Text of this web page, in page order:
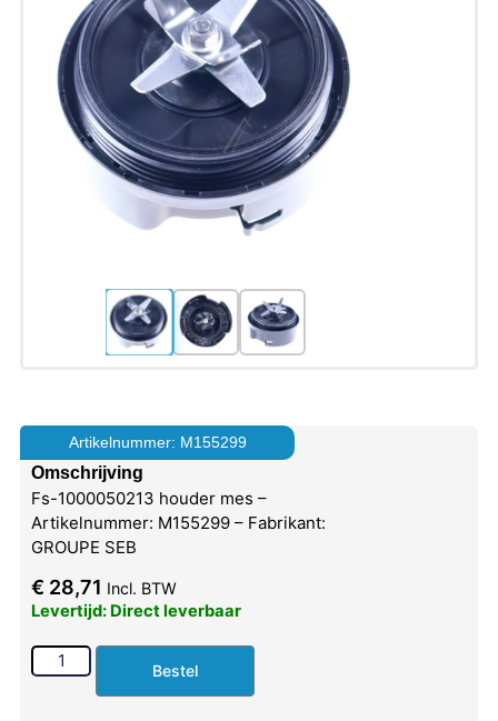
Artikelnummer: M155299
Omschrijving
Fs-1000050213 houder mes –
Artikelnummer: M155299 – Fabrikant:
GROUPE SEB
€ 28,71 Incl. BTW
Levertijd: Direct leverbaar
Bestel